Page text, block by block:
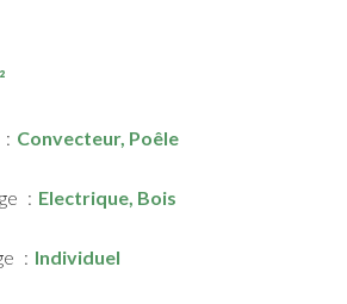
Convecteur, Poêle
Electrique, Bois
Individuel